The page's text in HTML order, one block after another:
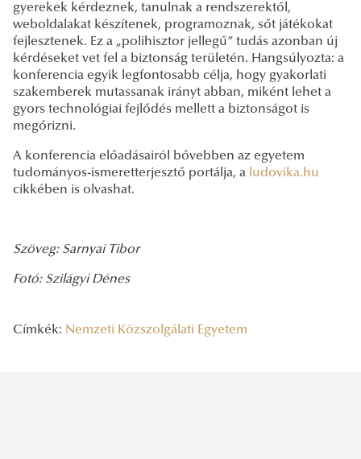
gyerekek kérdeznek, tanulnak a rendszerektől,
weboldalakat készítenek, programoznak, sőt játékokat
fejlesztenek. Ez a „polihisztor jellegű” tudás azonban új
kérdéseket vet fel a biztonság területén. Hangsúlyozta: a
konferencia egyik legfontosabb célja, hogy gyakorlati
szakemberek mutassanak irányt abban, miként lehet a
gyors technológiai fejlődés mellett a biztonságot is
megőrizni.
A konferencia előadásairól bővebben az egyetem
tudományos-ismeretterjesztő portálja, a ludovika.hu
cikkében is olvashat.
Szöveg: Sarnyai Tibor
Fotó: Szilágyi Dénes
Címkék: Nemzeti Közszolgálati Egyetem